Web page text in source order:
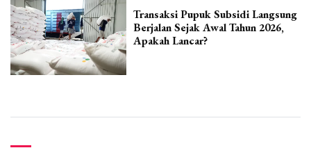
Transaksi Pupuk Subsidi Langsung
Berjalan Sejak Awal Tahun 2026,
Apakah Lancar?